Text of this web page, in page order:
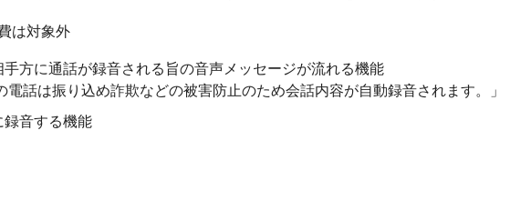
は対象外
方に通話が録音される旨の音声メッセージが流れる機能
話は振り込め詐欺などの被害防止のため会話内容が自動録音されます。」
録音する機能